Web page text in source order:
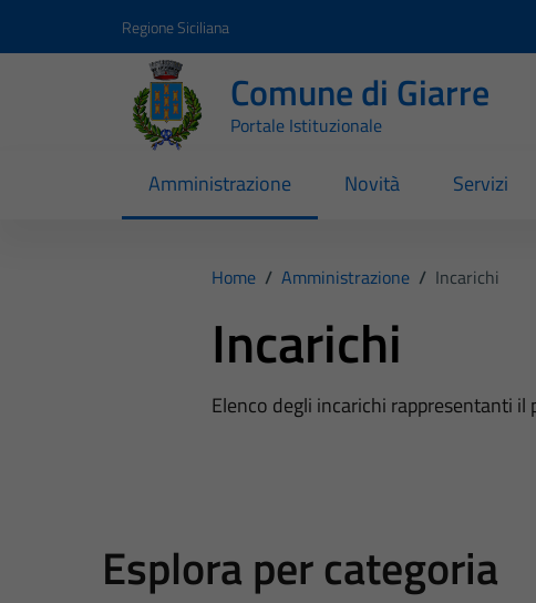
Regione Siciliana
Comune di Giarre
Portale Istituzionale
Amministrazione Novità Servizi
Home / Amministrazione / Incarichi
Incarichi
Elenco degli incarichi rappresentanti il
Esplora per categoria